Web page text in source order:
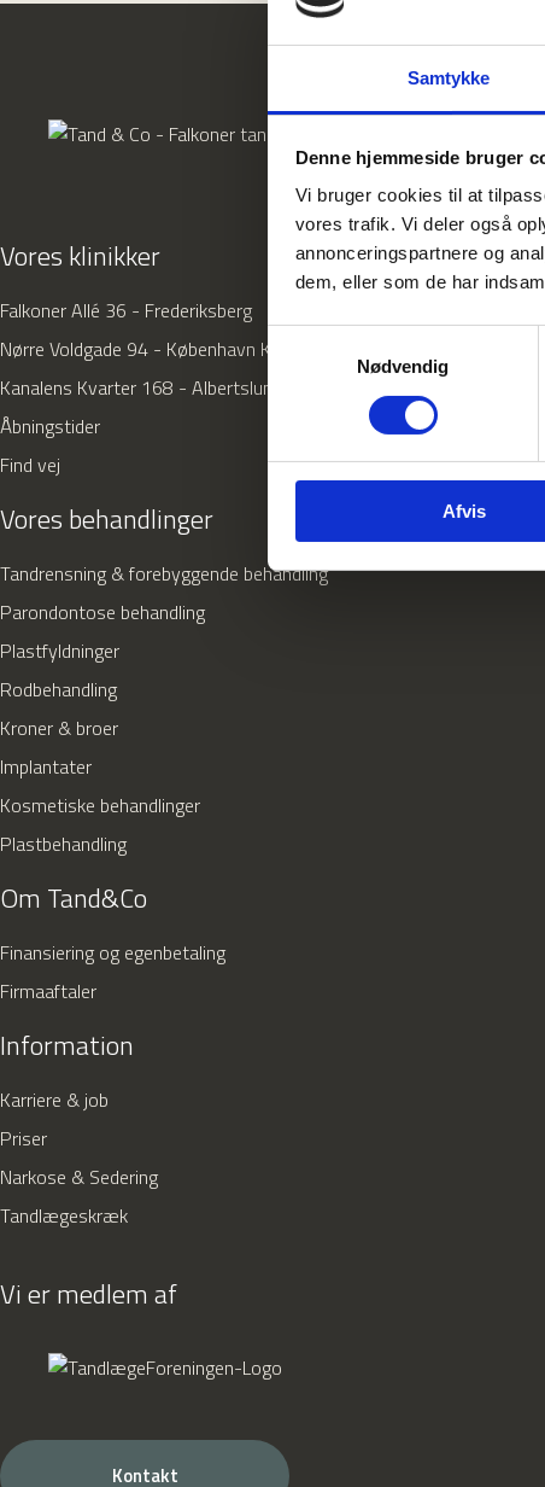
Samtykke
Denne hjemmeside bruger
Vi bruger cookies til at
vores trafik. Vi deler også
annonceringspartnere og
dem, eller som de har
Nødvendig
Afvis
Vores klinikker
Falkoner Allé 36 - Frederiksberg
Nørre Voldgade 94 - København K
Kanalens Kvarter 168 - Albertslund
Åbningstider
Find vej
Vores behandlinger
Tandrensning & forebyggende behandling
Parondontose behandling
Plastfyldninger
Rodbehandling
Kroner & broer
Implantater
Kosmetiske behandlinger
Plastbehandling
Om Tand&Co
Finansiering og egenbetaling
Firmaaftaler
Information
Karriere & job
Priser
Narkose & Sedering
Tandlægeskræk
Vi er medlem af
Kontakt